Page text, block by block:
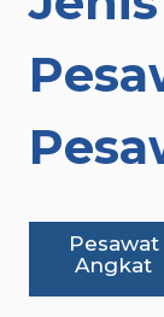
Pesawat
Angkat